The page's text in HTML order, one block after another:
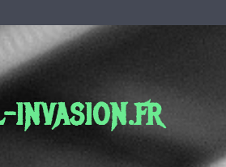
INVASION.FR